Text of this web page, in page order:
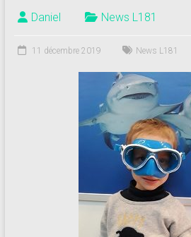
Daniel News L181
11 décembre 2019 News L181